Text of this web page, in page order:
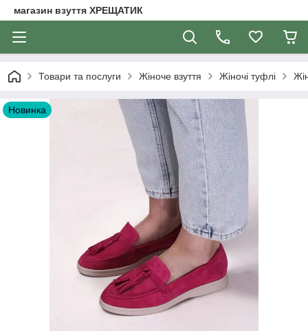
магазин взуття ХРЕЩАТИК
Товари та послуги Жіноче взуття Жіночі туфлі
Новинка